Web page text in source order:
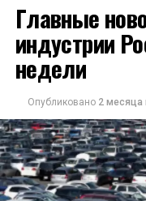
Главные
индустрии
недели
Опубликовано 2 месяца